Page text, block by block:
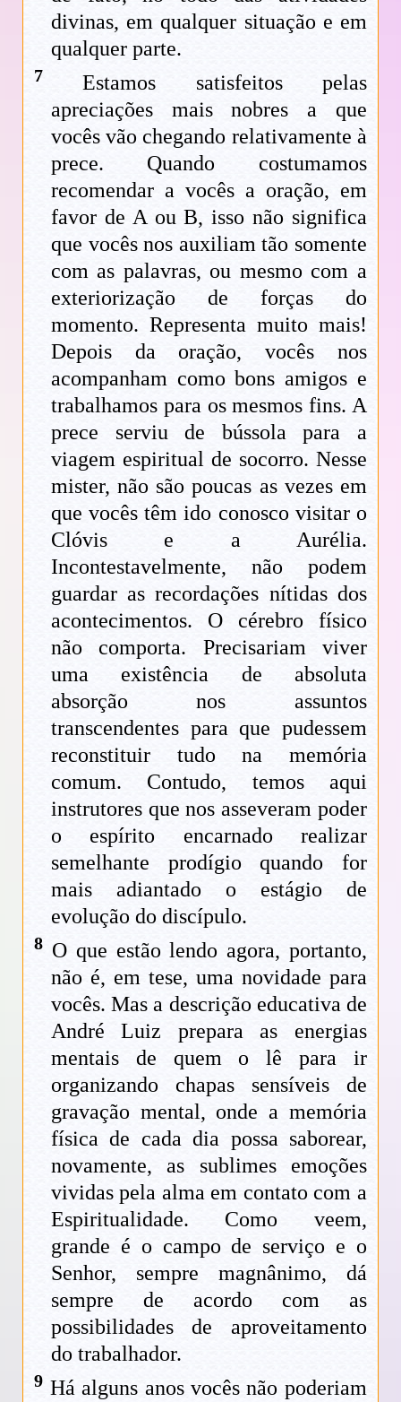
divinas, em qualquer situação e em
qualquer parte.
7 Estamos satisfeitos pelas
apreciações mais nobres a que
vocês vão chegando relativamente à
prece. Quando costumamos
recomendar a vocês a oração, em
favor de A ou B, isso não significa
que vocês nos auxiliam tão somente
com as palavras, ou mesmo com a
exteriorização de forças do
momento. Representa muito mais!
Depois da oração, vocês nos
acompanham como bons amigos e
trabalhamos para os mesmos fins. A
prece serviu de bússola para a
viagem espiritual de socorro. Nesse
mister, não são poucas as vezes em
que vocês têm ido conosco visitar o
Clóvis e a Aurélia.
Incontestavelmente, não podem
guardar as recordações nítidas dos
acontecimentos. O cérebro físico
não comporta. Precisariam viver
uma existência de absoluta
absorção nos assuntos
transcendentes para que pudessem
reconstituir tudo na memória
comum. Contudo, temos aqui
instrutores que nos asseveram poder
o espírito encarnado realizar
semelhante prodígio quando for
mais adiantado o estágio de
evolução do discípulo.
8 O que estão lendo agora, portanto,
não é, em tese, uma novidade para
vocês. Mas a descrição educativa de
André Luiz prepara as energias
mentais de quem o lê para ir
organizando chapas sensíveis de
gravação mental, onde a memória
física de cada dia possa saborear,
novamente, as sublimes emoções
vividas pela alma em contato com a
Espiritualidade. Como veem,
grande é o campo de serviço e o
Senhor, sempre magnânimo, dá
sempre de acordo com as
possibilidades de aproveitamento
do trabalhador.
9 Há alguns anos vocês não poderiam